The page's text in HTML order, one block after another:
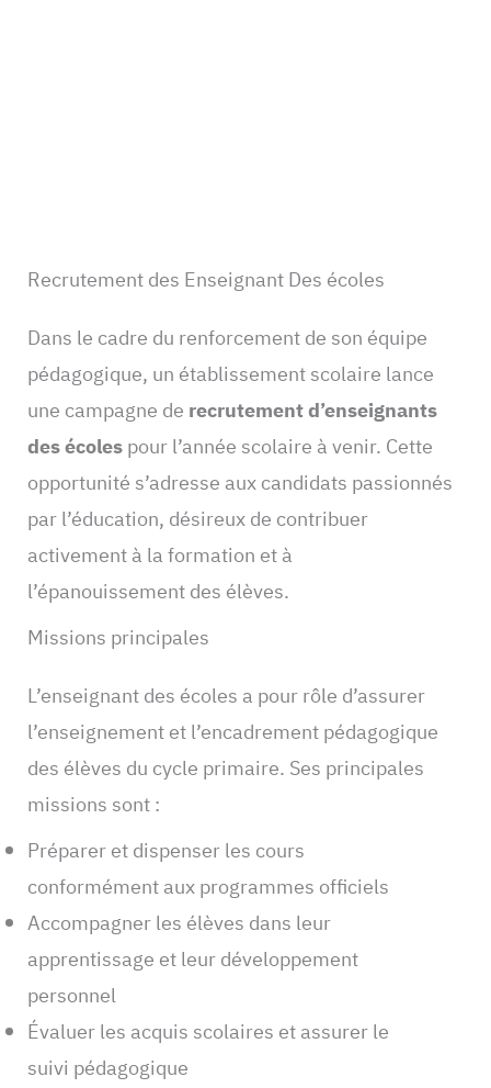
Recrutement des Enseignant Des écoles
Dans le cadre du renforcement de son équipe
pédagogique, un établissement scolaire lance
une campagne de recrutement d’enseignants
des écolespour l’année scolaire à venir. Cette
opportunité s’adresse aux candidats passionnés
par l’éducation, désireux de contribuer
activement à la formation et à
l’épanouissement des élèves.
Missions principales
L’enseignant des écoles a pour rôle d’assurer
l’enseignement et l’encadrement pédagogique
des élèves du cycle primaire. Ses principales
missions sont :
Préparer et dispenser les cours
conformément aux programmes officiels
Accompagner les élèves dans leur
apprentissage et leur développement
personnel
Évaluer les acquis scolaires et assurer le
suivi pédagogique